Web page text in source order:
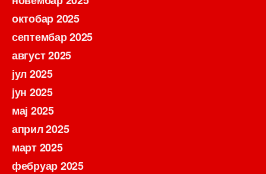
октобар 2025
септембар 2025
август 2025
јул 2025
јун 2025
мај 2025
април 2025
март 2025
фебруар 2025